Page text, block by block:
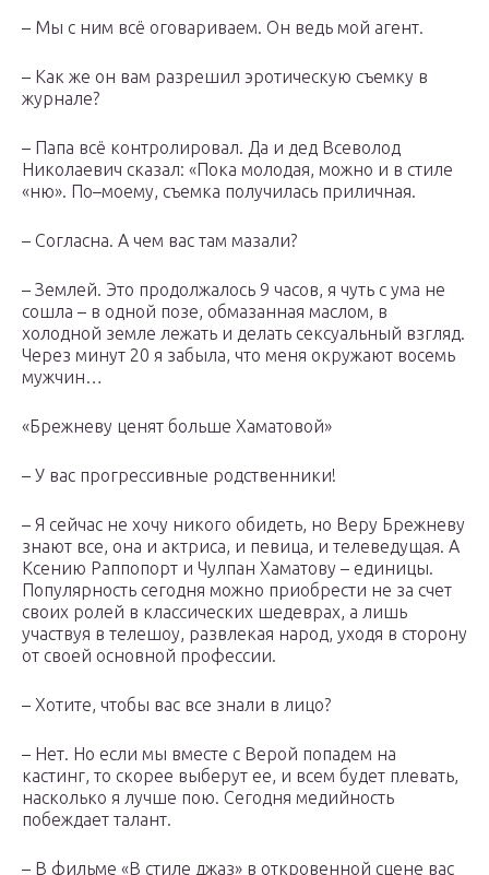
– Мы с ним всё оговариваем. Он ведь мой агент.
– Как же он вам разрешил эротическую съемку в
журнале?
– Папа всё контролировал. Да и дед Всеволод
Николаевич сказал: «Пока молодая, можно и в стиле
«ню». По–моему, съемка получилась приличная.
– Согласна. А чем вас там мазали?
– Землей. Это продолжалось 9 часов, я чуть с ума не
сошла – в одной позе, обмазанная маслом, в
холодной земле лежать и делать сексуальный взгляд.
Через минут 20 я забыла, что меня окружают восемь
мужчин…
«Брежневу ценят больше Хаматовой»
– У вас прогрессивные родственники!
– Я сейчас не хочу никого обидеть, но Веру Брежневу
знают все, она и актриса, и певица, и телеведущая. А
Ксению Раппопорт и Чулпан Хаматову – единицы.
Популярность сегодня можно приобрести не за счет
своих ролей в классических шедеврах, а лишь
участвуя в телешоу, развлекая народ, уходя в сторону
от своей основной профессии.
– Хотите, чтобы вас все знали в лицо?
– Нет. Но если мы вместе с Верой попадем на
кастинг, то скорее выберут ее, и всем будет плевать,
насколько я лучше пою. Сегодня медийность
побеждает талант.
– В фильме «В стиле джаз» в откровенной сцене вас